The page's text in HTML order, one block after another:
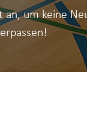
um keine